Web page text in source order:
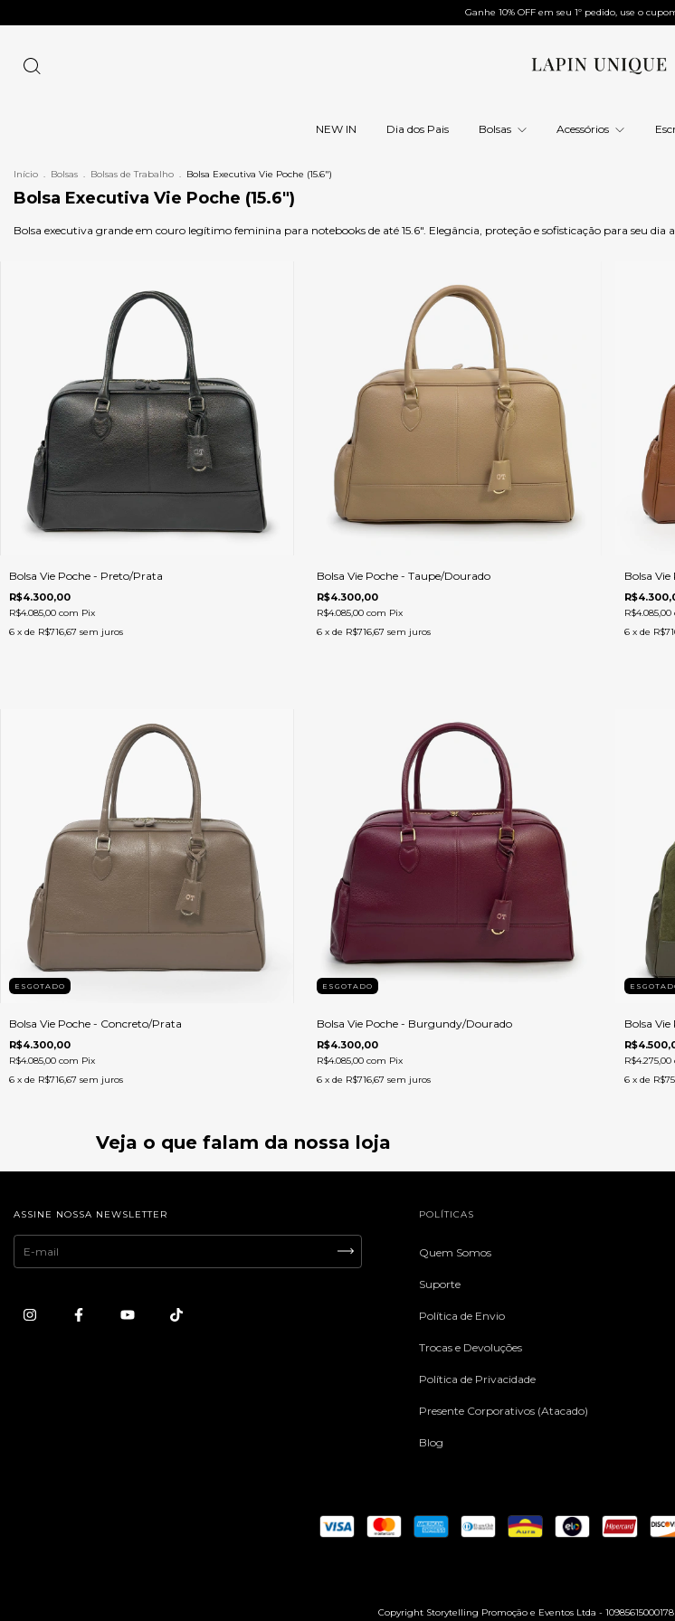
Ganhe 10% OFF em seu 1º pedido, use o
NEW IN Dia dos Pais Bolsas Acessórios
Início . Bolsas . Bolsas de Trabalho . Bolsa Executiva Vie Poche (15.6")
Bolsa Executiva Vie Poche (15.6")
Bolsa executiva grande em couro legítimo feminina para notebooks de até 15.6". Elegância, proteção e sofisticação para seu dia
Bolsa Vie Poche - Preto/Prata
R$4.300,00
R$4.085,00 com Pix
6 x de R$716,67 sem juros
Bolsa Vie Poche - Taupe/Dourado
R$4.300,00
R$4.085,00 com Pix
6 x de R$716,67 sem juros
Bolsa
R$4.085,00
6 x de
ESGOTADO
Bolsa Vie Poche - Concreto/Prata
R$4.300,00
R$4.085,00 com Pix
6 x de R$716,67 sem juros
ESGOTADO
Bolsa Vie Poche - Burgundy/Dourado
R$4.300,00
R$4.085,00 com Pix
6 x de R$716,67 sem juros
Bolsa
R$4.275,00
6 x de
Veja o que falam da nossa loja
ASSINE NOSSA NEWSLETTER POLÍTICAS
Quem Somos
Suporte
Política de Envio
Trocas e Devoluções
Política de Privacidade
Presente Corporativos (Atacado)
Blog
Copyright Storytelling Promoção e Eventos Ltda - 10985615000178